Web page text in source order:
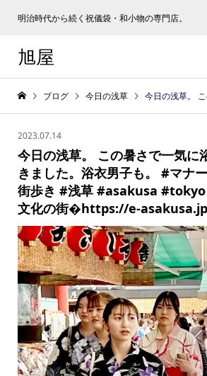
明治時代から続く祝儀袋・和小物の専門店。
旭屋
ブログ 今日の浅草 今日の浅草。 この暑さで一気に浴衣姿が増えてきました。浴衣男子
2023.07.14
今日の浅草。 この暑さで一気に
きました。浴衣男子も。 #マナ
街歩き #浅草 #asakusa
文化の街�https://e-asakusa.jp